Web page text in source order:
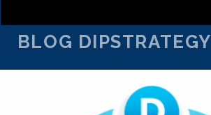
BLOG DIPSTRATEGY